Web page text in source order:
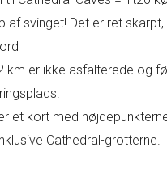
af svinget! Det er ret skarpt,
km er ikke asfalterede og
et kort med
Cathedral-grotterne.